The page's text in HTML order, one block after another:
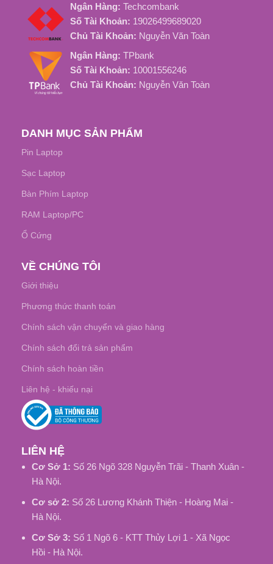
Ngân Hàng: Techcombank
Số Tài Khoản: 19026499689020
Chủ Tài Khoản: Nguyễn Văn Toàn
Ngân Hàng: TPbank
Số Tài Khoản: 10001556246
Chủ Tài Khoản: Nguyễn Văn Toàn
DANH MỤC SẢN PHẨM
Pin Laptop
Sạc Laptop
Bàn Phím Laptop
RAM Laptop/PC
Ổ Cứng
VỀ CHÚNG TÔI
Giới thiệu
Phương thức thanh toán
Chính sách vận chuyển và giao hàng
Chính sách đổi trả sản phẩm
Chính sách hoàn tiền
Liên hệ - khiếu nại
LIÊN HỆ
Cơ Sở 1: Số 26 Ngõ 328 Nguyễn Trãi - Thanh Xuân -
Hà Nội.
Cơ sở 2: Số 26 Lương Khánh Thiện - Hoàng Mai -
Hà Nội.
Cơ Sở 3: Số 1 Ngõ 6 - KTT Thủy Lợi 1 - Xã Ngọc
Hồi - Hà Nội.